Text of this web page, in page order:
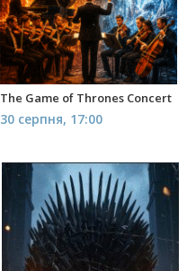
The Game of Thrones Concert
30 серпня, 17:00